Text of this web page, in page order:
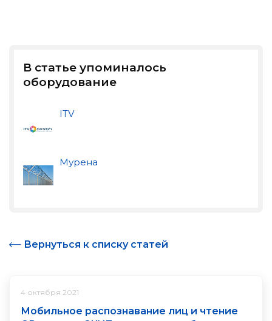
В статье упоминалось
оборудование
ITV
Мурена
Вернуться к списку статей
4 октября 2021
Мобильное распознавание лиц и чтение